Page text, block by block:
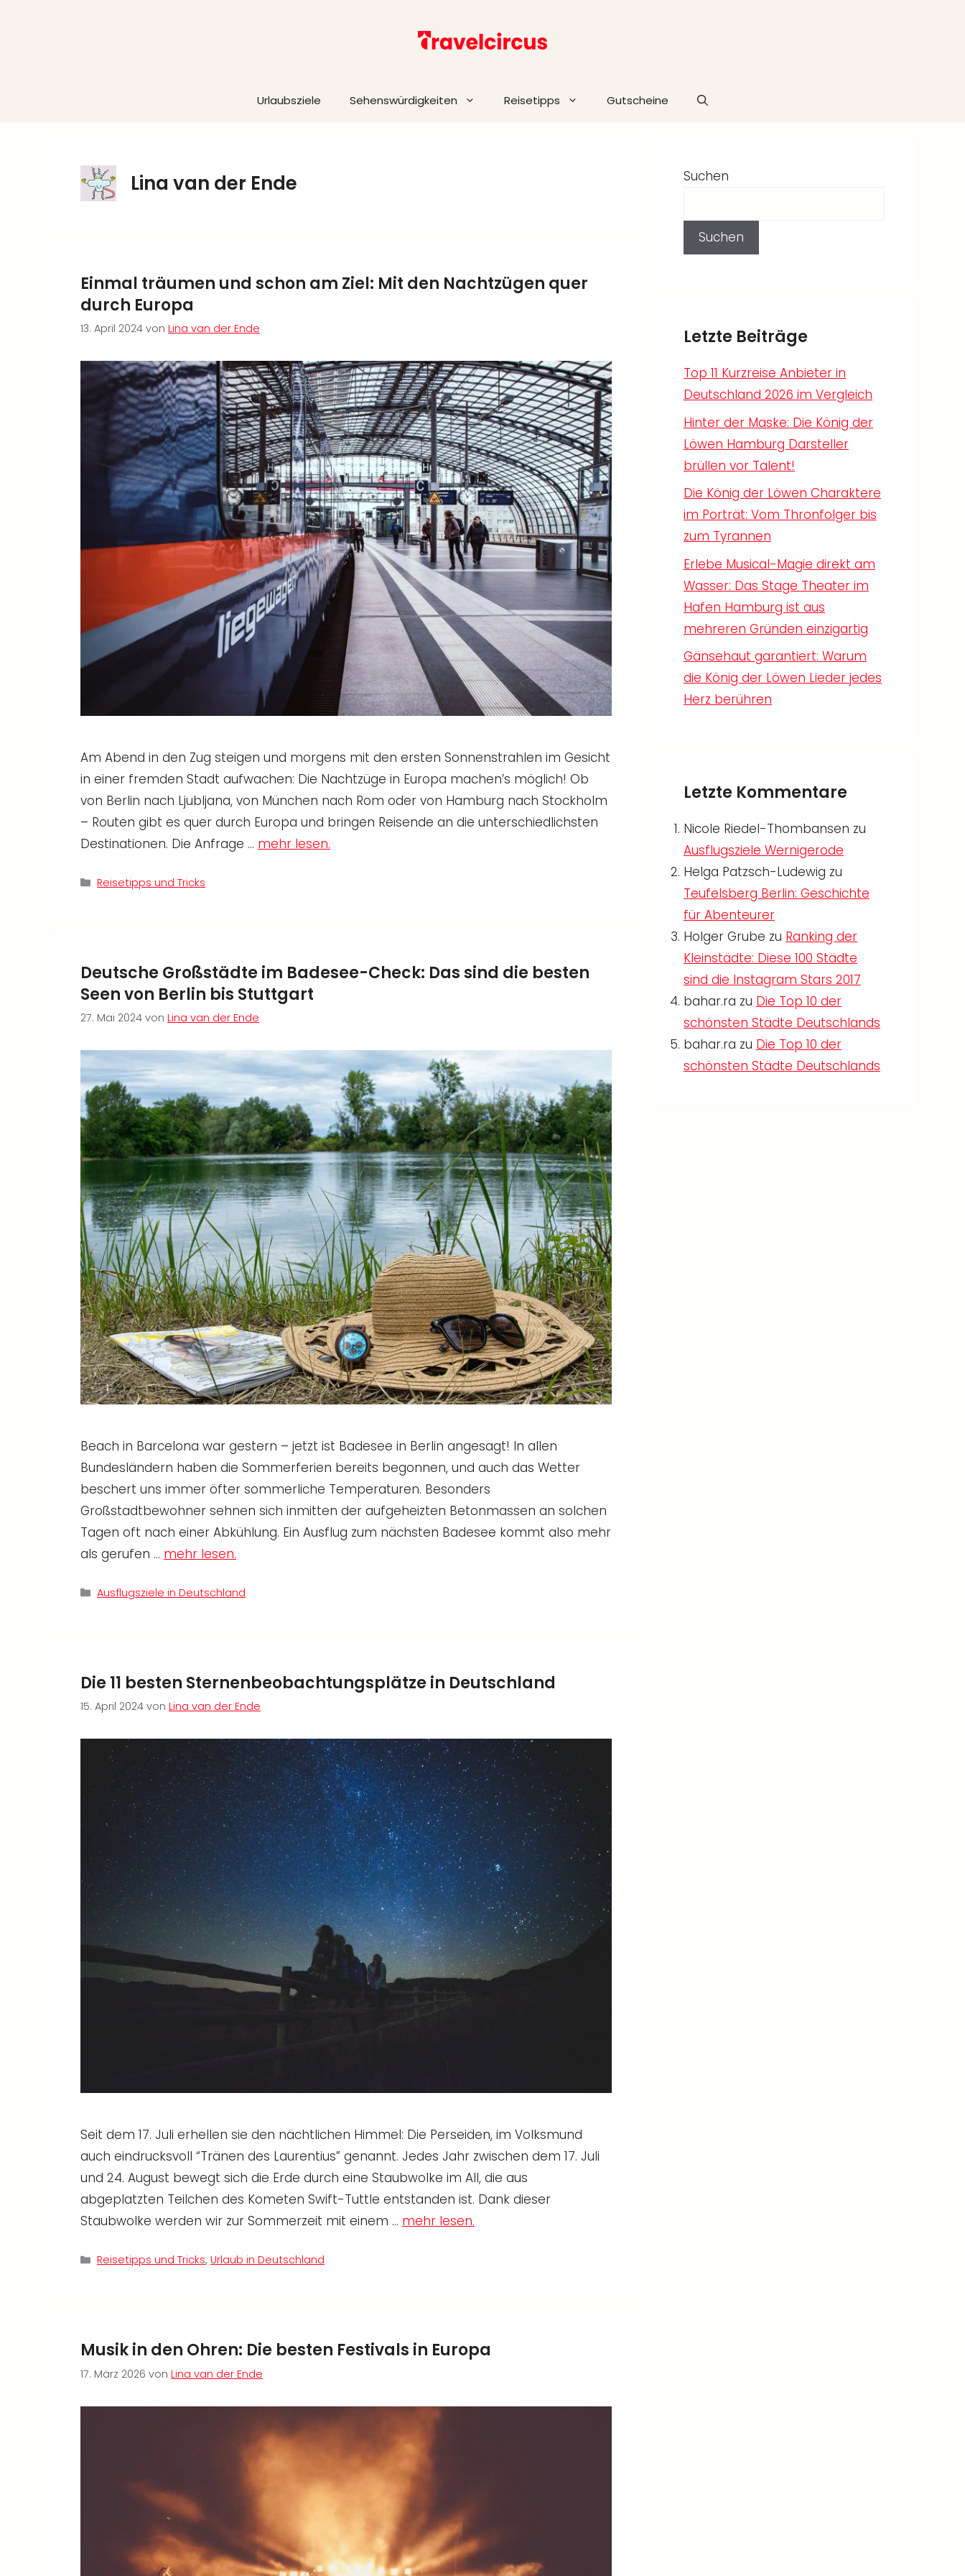
Urlaubsziele Sehenswürdigkeiten Reisetipps Gutscheine
Lina van der Ende
Einmal träumen und schon am Ziel: Mit den Nachtzügen quer
durch Europa
13. April 2024 von Lina van der Ende
Am Abend in den Zug steigen und morgens mit den ersten Sonnenstrahlen im Gesicht
in einer fremden Stadt aufwachen: Die Nachtzüge in Europa machen’s möglich! Ob
von Berlin nach Ljubljana, von München nach Rom oder von Hamburg nach Stockholm
– Routen gibt es quer durch Europa und bringen Reisende an die unterschiedlichsten
Destinationen. Die Anfrage … mehr lesen.
Kategorien
Reisetipps und Tricks
Deutsche Großstädte im Badesee-Check: Das sind die besten
Seen von Berlin bis Stuttgart
27. Mai 2024 von Lina van der Ende
Beach in Barcelona war gestern – jetzt ist Badesee in Berlin angesagt! In allen
Bundesländern haben die Sommerferien bereits begonnen, und auch das Wetter
beschert uns immer öfter sommerliche Temperaturen. Besonders
Großstadtbewohner sehnen sich inmitten der aufgeheizten Betonmassen an solchen
Tagen oft nach einer Abkühlung. Ein Ausflug zum nächsten Badesee kommt also mehr
als gerufen … mehr lesen.
Kategorien
Ausflugsziele in Deutschland
Die 11 besten Sternenbeobachtungsplätze in Deutschland
15. April 2024 von Lina van der Ende
Seit dem 17. Juli erhellen sie den nächtlichen Himmel: Die Perseiden, im Volksmund
auch eindrucksvoll “Tränen des Laurentius” genannt. Jedes Jahr zwischen dem 17. Juli
und 24. August bewegt sich die Erde durch eine Staubwolke im All, die aus
abgeplatzten Teilchen des Kometen Swift-Tuttle entstanden ist. Dank dieser
Staubwolke werden wir zur Sommerzeit mit einem … mehr lesen.
Kategorien
Reisetipps und Tricks,Urlaub in Deutschland
Musik in den Ohren: Die besten Festivals in Europa
17. März 2026 von Lina van der Ende
Suchen
Suchen
Letzte Beiträge
Top 11 Kurzreise Anbieter in
Deutschland 2026 im Vergleich
Hinter der Maske: Die König der
Löwen Hamburg Darsteller
brüllen vor Talent!
Die König der Löwen Charaktere
im Porträt: Vom Thronfolger bis
zum Tyrannen
Erlebe Musical-Magie direkt am
Wasser: Das Stage Theater im
Hafen Hamburg ist aus
mehreren Gründen einzigartig
Gänsehaut garantiert: Warum
die König der Löwen Lieder jedes
Herz berühren
Letzte Kommentare
Nicole Riedel-Thombansen zu
Ausflugsziele Wernigerode
Helga Patzsch-Ludewig zu
Teufelsberg Berlin: Geschichte
für Abenteurer
Holger Grube zu Ranking der
Kleinstädte: Diese 100 Städte
sind die Instagram Stars 2017
bahar.ra zu Die Top 10 der
schönsten Städte Deutschlands
bahar.ra zu Die Top 10 der
schönsten Städte Deutschlands